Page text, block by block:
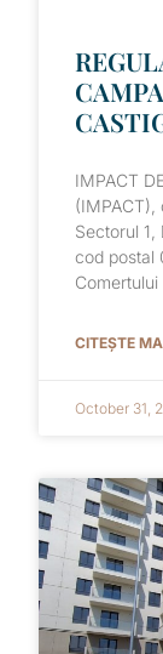
IMPACT
(IMPACT),
Sectorul 1,
cod postal
CITEȘTE
October 31,